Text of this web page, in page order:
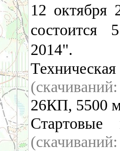
12
2014".
26КП, 5500